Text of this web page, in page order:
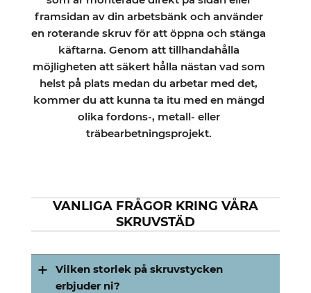
framsidan av din arbetsbänk och använder
en roterande skruv för att öppna och stänga
käftarna. Genom att tillhandahålla
möjligheten att säkert hålla nästan vad som
helst på plats medan du arbetar med det,
kommer du att kunna ta itu med en mängd
olika fordons-, metall- eller
träbearbetningsprojekt.
VANLIGA FRÅGOR KRING VÅRA
SKRUVSTÄD
Vilken storlek på skruvstycken
erbjuder ni?